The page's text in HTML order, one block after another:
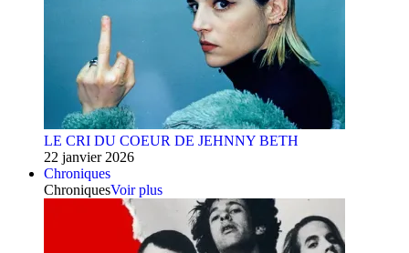
LE CRI DU COEUR DE JEHNNY BETH
22 janvier 2026
Chroniques
ChroniquesVoir plus